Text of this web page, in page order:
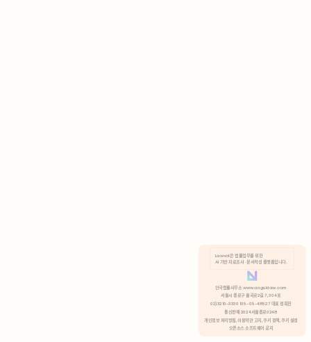
분석 쿠키 허용
Lawvot은 법률업무를 위한
AI 기반 자료조사 · 문서작성 플랫폼입니다.
안국법률사무소 www.anguklaw.com
서울시 종로구 율곡로2길 7, 304호
02)3210-3330 105-05-48527 대표 정희찬
통신판매 2024서울종로0248
개인정보 처리방침, 이용약관 고지, 쿠키 정책, 쿠키 설정
오픈소스 소프트웨어 공지